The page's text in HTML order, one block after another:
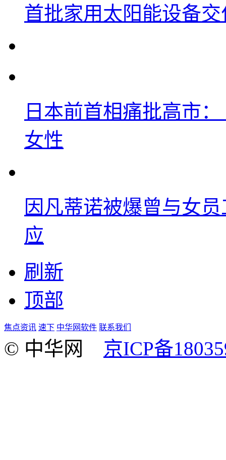
首批家用太阳能设备
日本前首相痛批高市
女性
因凡蒂诺被爆曾与女
应
刷新
顶部
焦点资讯 速下 中华网软件 联系我们
© 中华网 京ICP备